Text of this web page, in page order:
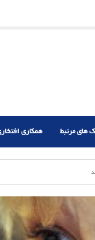
های مرتبط همکاری